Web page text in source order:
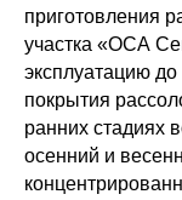
приготовления
участка «ОСА
эксплуатацию
покрытия
ранних стадиях
осенний и